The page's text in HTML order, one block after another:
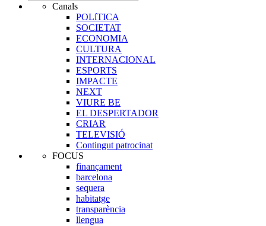
Canals
POLíTICA
SOCIETAT
ECONOMIA
CULTURA
INTERNACIONAL
ESPORTS
IMPACTE
NEXT
VIURE BE
EL DESPERTADOR
CRIAR
TELEVISIÓ
Contingut patrocinat
FOCUS
finançament
barcelona
sequera
habitatge
transparència
llengua